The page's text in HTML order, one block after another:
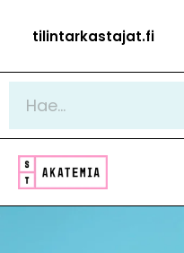
sisältöön
tilintarkastajat.fi